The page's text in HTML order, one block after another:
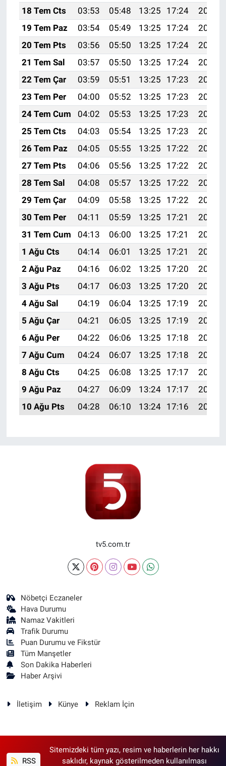
18 Tem Cts
03:53 05:48 13:25 17:24
20:52
19 Tem Paz
03:54 05:49 13:25 17:24
20:52
20 Tem Pts
03:56 05:50 13:25 17:24
20:51
21 Tem Sal
03:57 05:50 13:25 17:24
20:50
22 Tem Çar
03:59 05:51 13:25 17:23
20:49
23 Tem Per
04:00 05:52 13:25 17:23
20:48
24 Tem Cum
04:02 05:53 13:25 17:23
20:48
25 Tem Cts
04:03 05:54 13:25 17:23
20:47
26 Tem Paz
04:05 05:55 13:25 17:22
20:46
27 Tem Pts
04:06 05:56 13:25 17:22
20:45
28 Tem Sal
04:08 05:57 13:25 17:22
20:44
29 Tem Çar
04:09 05:58 13:25 17:22
20:43
30 Tem Per
04:11 05:59 13:25 17:21
20:42
31 Tem Cum
04:13 06:00 13:25 17:21
20:41
1 Ağu Cts
04:14 06:01 13:25 17:21
20:40
2 Ağu Paz
04:16 06:02 13:25 17:20
20:39
3 Ağu Pts
04:17 06:03 13:25 17:20
20:37
4 Ağu Sal
04:19 06:04 13:25 17:19
20:36
5 Ağu Çar
04:21 06:05 13:25 17:19
20:35
6 Ağu Per
04:22 06:06 13:25 17:18
20:34
7 Ağu Cum
04:24 06:07 13:25 17:18
20:33
8 Ağu Cts
04:25 06:08 13:25 17:17
20:31
9 Ağu Paz
04:27 06:09 13:24 17:17
20:30
10 Ağu Pts
04:28 06:10 13:24 17:16 20:29
tv5.com.tr
Nöbetçi Eczaneler
Hava Durumu
Namaz Vakitleri
Trafik Durumu
Puan Durumu ve Fikstür
Tüm Manşetler
Son Dakika Haberleri
Haber Arşivi
İletişim Künye Reklam İçin
RSS
Sitemizdeki tüm yazı, resim ve haberlerin her hakkı
saklıdır, kaynak gösterilmeden kullanılması